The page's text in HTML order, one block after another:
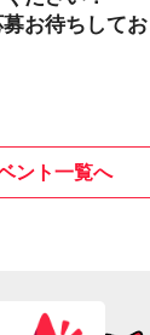
お待ちしてお
ント一覧へ